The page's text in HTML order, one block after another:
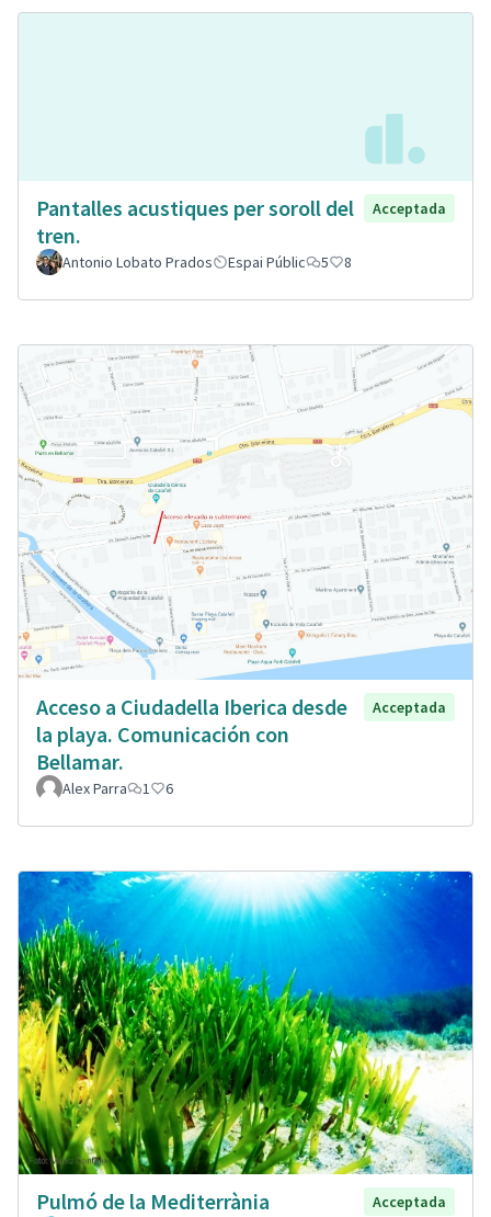
Pantalles acustiques per soroll del
tren.
Acceptada
Antonio Lobato Prados Espai Públic 5 8
Acceso a Ciudadella Iberica desde
la playa. Comunicación con
Bellamar.
Acceptada
Alex Parra 1 6
Pulmó de la Mediterrània
Acceptada